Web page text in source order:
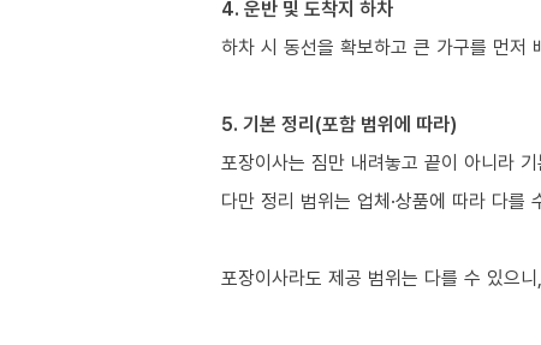
4. 운반 및 도착지 하차
하차 시 동선을 확보하고 큰 가구를 먼저
5. 기본 정리(포함 범위에 따라)
포장이사는 짐만 내려놓고 끝이 아니라
다만 정리 범위는 업체·상품에 따라 다를
포장이사라도 제공 범위는 다를 수 있으